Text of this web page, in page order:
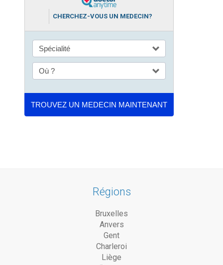
CHERCHEZ-VOUS UN MEDECIN?
Régions
Bruxelles
Anvers
Gent
Charleroi
Liège